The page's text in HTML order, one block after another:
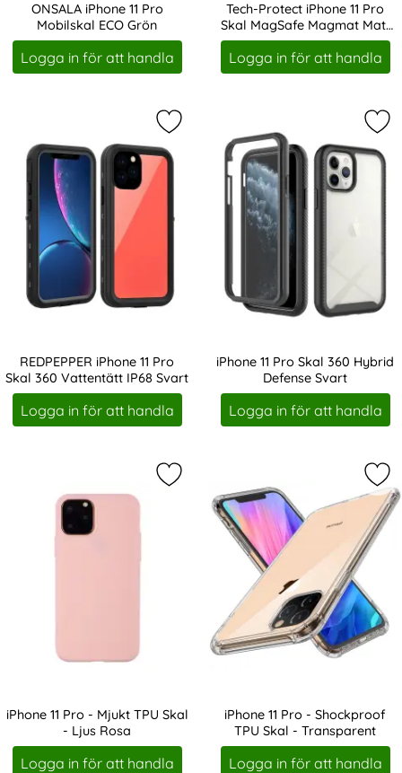
ONSALA iPhone 11 Pro
Mobilskal ECO Grön
Art. nr 207669
Logga in för att handla
Tech-Protect iPhone 11 Pro
Skal MagSafe Magmat Matt
Svart
Art. nr 214023
Logga in för att handla
REDPEPPER iPhone 11 Pro
Skal 360 Vattentätt IP68 Svart
Art. nr 216189
Logga in för att handla
Markera rEDPEPPER iPhone 11
iPhone 11 Pro Skal 360 Hybrid
Defense Svart
Art. nr 220050
Logga in för att handla
iPhone 11 Pro - Mjukt TPU Skal
- Ljus Rosa
Art. nr 2240
Logga in för att handla
Markera iPhone 11 Pro - Mjukt
iPhone 11 Pro - Shockproof
TPU Skal - Transparent
Art. nr 2252
Logga in för att handla